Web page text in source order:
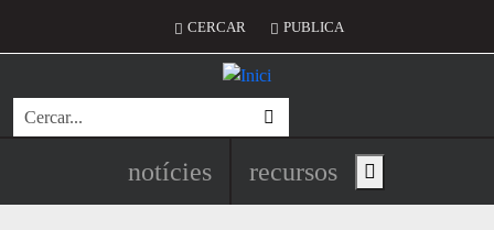
Menú del compte d'usuari
CERCAR PUBLICA
Cerca
Navegació principal de
notícies recursos Show main menu